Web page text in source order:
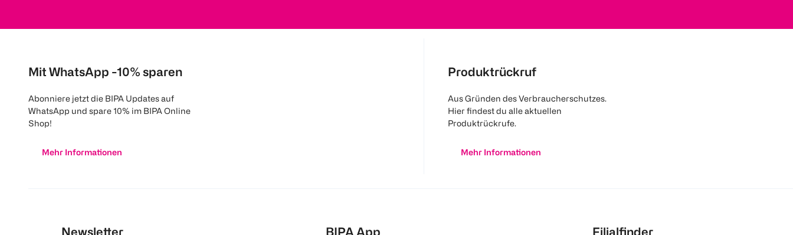
Mit WhatsApp -10% sparen
Abonniere jetzt die BIPA Updates auf
WhatsApp und spare 10% im BIPA Online
Shop!
Mehr Informationen
Produktrückruf
Aus Gründen des Verbraucherschutzes.
Hier findest du alle aktuellen
Produktrückrufe.
Mehr Informationen
Newsletter BIPA App Filialfinder